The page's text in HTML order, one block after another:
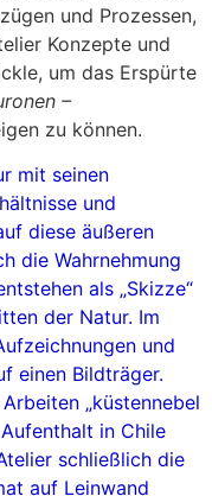
und Prozessen,
Konzepte und
um das Erspürte
–
zu können.
mit seinen
und
diese äußeren
die Wahrnehmung
als „Skizze“
der Natur. Im
und
einen Bildträger.
„küstennebel
in Chile
schließlich die
auf Leinwand